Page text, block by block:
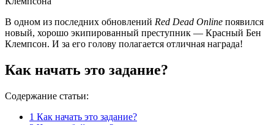
В одном из последних обновлений Red Dead Online появился
новый, хорошо экипированный преступник — Красный Бен
Клемпсон. И за его голову полагается отличная награда!
Как начать это задание?
Содержание статьи:
1 Как начать это задание?